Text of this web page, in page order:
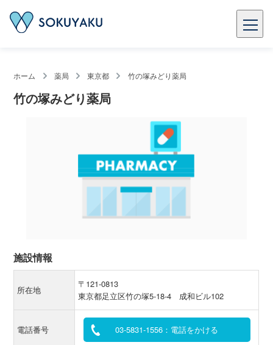
ホーム 薬局 東京都 竹の塚みどり薬局
竹の塚みどり薬局
施設情報
所在地
〒121-0813
東京都足立区竹の塚5-18-4 成和ビル102
電話番号 03-5831-1556：電話をかける